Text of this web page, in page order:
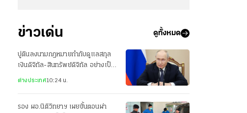
ข่าวเด่น ดูทั้งหมด
ปูตินลงนามกฎหมายกำกับดูแลสกุล
เงินดิจิทัล-สินทรัพย์ดิจิทัล อย่างเป็น
ระบบครั้งแรก
ต่างประเทศ10:24 น.
รอง ผอ.นิติวิทยาฯ เผยขั้นตอนผ่า